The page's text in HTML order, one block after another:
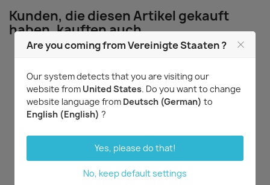
Kunden, die diesen Artikel gekauft
haben, kauften auch ...
Vorschau
17,92 €
Vorschau
'Bayrisch Blau' x
Are you coming from Vereinigte Staaten ?
Our system detects that you are visiting our
website from United States. Do you want to change
website language from Deutsch (German) to
English (English) ?
Yes, please do that!
No, keep default settings